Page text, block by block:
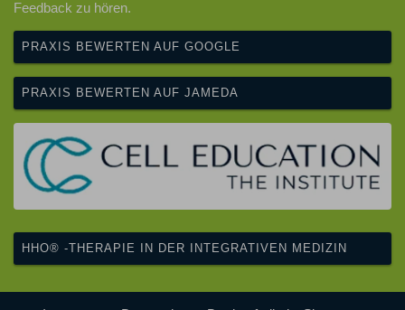
Feedback zu hören.
PRAXIS BEWERTEN AUF GOOGLE
PRAXIS BEWERTEN AUF JAMEDA
HHO® -THERAPIE IN DER INTEGRATIVEN MEDIZIN